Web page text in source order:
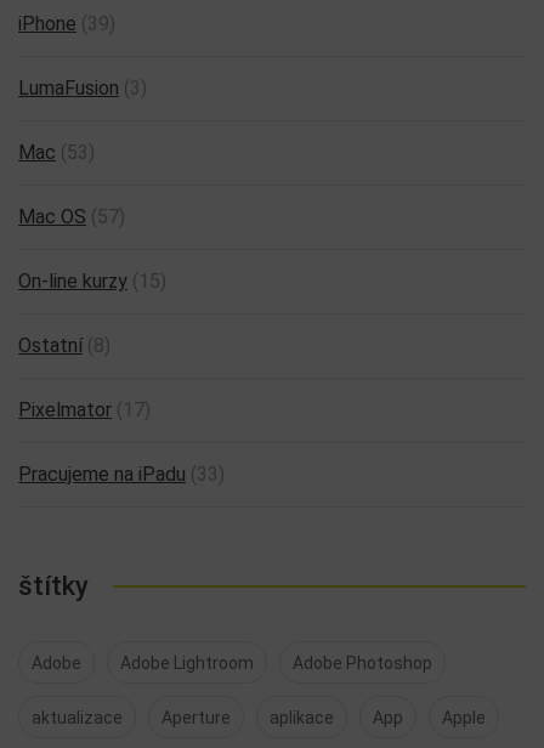
iPhone (39)
LumaFusion (3)
Mac (53)
Mac OS (57)
On-line kurzy (15)
Ostatní (8)
Pixelmator (17)
Pracujeme na iPadu (33)
štítky
Adobe Adobe Lightroom Adobe Photoshop
aktualizace Aperture aplikace App Apple